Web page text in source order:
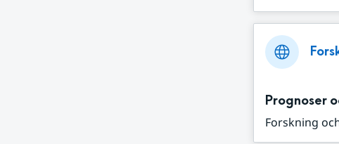
Prognoser
Forskning